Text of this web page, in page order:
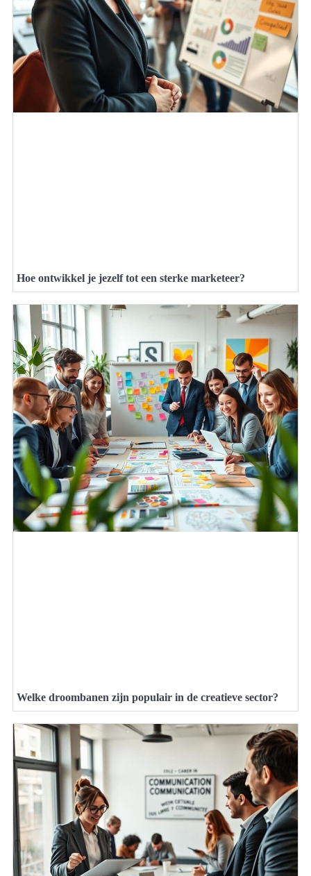
Hoe ontwikkel je jezelf tot een sterke marketeer?
Welke droombanen zijn populair in de creatieve sector?